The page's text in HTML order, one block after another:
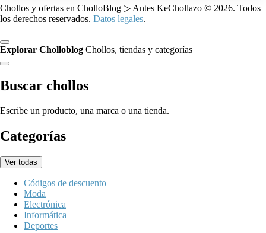
Chollos y ofertas en CholloBlog ▷ Antes KeChollazo © 2026. Todos
los derechos reservados. Datos legales.
Explorar Cholloblog Chollos, tiendas y categorías
Buscar chollos
Escribe un producto, una marca o una tienda.
Categorías
Ver todas
Códigos de descuento
Moda
Electrónica
Informática
Deportes